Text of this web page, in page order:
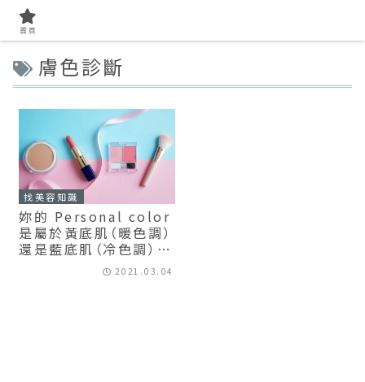
膚色診斷
找美容知識
妳的 Personal color
是屬於黃底肌（暖色調）
還是藍底肌（冷色調）？
掌握正確膚色讓彩妝更
2021.03.04
首頁